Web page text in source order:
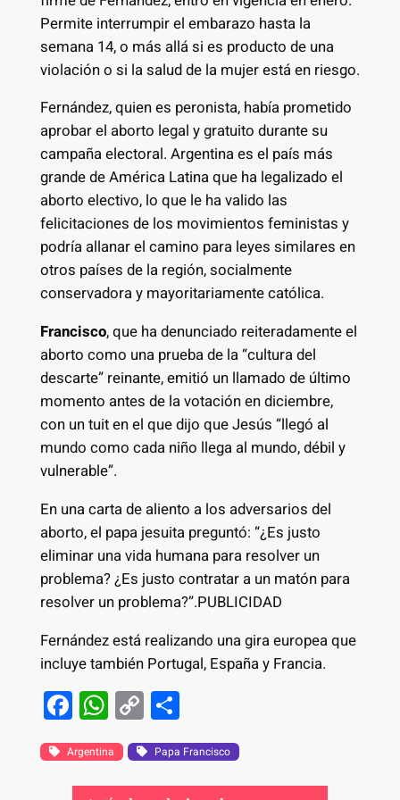
Permite interrumpir el embarazo hasta la
semana 14, o más allá si es producto de una
violación o si la salud de la mujer está en riesgo.
Fernández, quien es peronista, había prometido
aprobar el aborto legal y gratuito durante su
campaña electoral. Argentina es el país más
grande de América Latina que ha legalizado el
aborto electivo, lo que le ha valido las
felicitaciones de los movimientos feministas y
podría allanar el camino para leyes similares en
otros países de la región, socialmente
conservadora y mayoritariamente católica.
Francisco, que ha denunciado reiteradamente el
aborto como una prueba de la “cultura del
descarte” reinante, emitió un llamado de último
momento antes de la votación en diciembre,
con un tuit en el que dijo que Jesús “llegó al
mundo como cada niño llega al mundo, débil y
vulnerable”.
En una carta de aliento a los adversarios del
aborto, el papa jesuita preguntó: “¿Es justo
eliminar una vida humana para resolver un
problema? ¿Es justo contratar a un matón para
resolver un problema?”.PUBLICIDAD
Fernández está realizando una gira europea que
incluye también Portugal, España y Francia.
F
a
c
e
W
h
at
s
C
o
p
y
S
h
ar
e
Argentina Papa Francisco